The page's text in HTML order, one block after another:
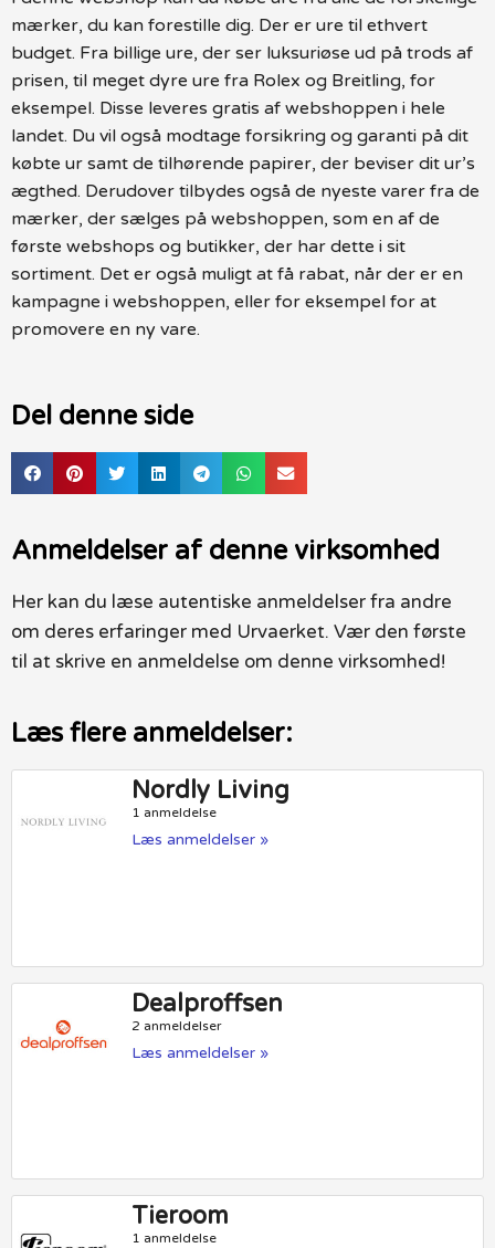
mærker, du kan forestille dig. Der er ure til ethvert
budget. Fra billige ure, der ser luksuriøse ud på trods af
prisen, til meget dyre ure fra Rolex og Breitling, for
eksempel. Disse leveres gratis af webshoppen i hele
landet. Du vil også modtage forsikring og garanti på dit
købte ur samt de tilhørende papirer, der beviser dit ur’s
ægthed. Derudover tilbydes også de nyeste varer fra de
mærker, der sælges på webshoppen, som en af de
første webshops og butikker, der har dette i sit
sortiment. Det er også muligt at få rabat, når der er en
kampagne i webshoppen, eller for eksempel for at
promovere en ny vare.
Del denne side
Anmeldelser af denne virksomhed
Her kan du læse autentiske anmeldelser fra andre
om deres erfaringer med Urvaerket. Vær den første
til at skrive en anmeldelse om denne virksomhed!
Læs flere anmeldelser:
Nordly Living
1 anmeldelse
Læs anmeldelser »
Dealproffsen
2 anmeldelser
Læs anmeldelser »
Tieroom
1 anmeldelse